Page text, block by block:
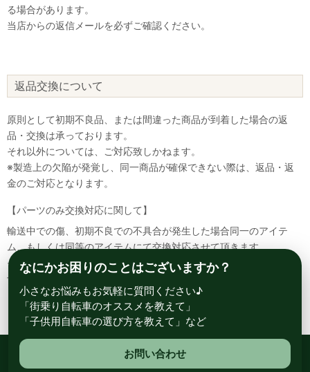
る場合があります。
当店からの返信メールを必ずご確認ください。
返品交換について
原則として初期不良品、または間違った商品が到着した場合の返
品・交換は承っております。
それ以外については、ご対応致しかねます。
※製造上の欠陥が発覚し、同一商品が確保できない際は、返品・返
金のご対応となります。
【パーツのみ交換対応に関して】
輸送中での傷、初期不良での不具合が発生した場合同一のアイテ
ム、もしくは同等のアイテムにて交換対応させて頂きます。
その場合該当部品を着払いにて返送して頂く必要が御座いますので
予めご了承ください。
総合自転車専門店 サイクルスポット ル・サイク
なにかお困りのことはございますか？
小さなお悩みもお気軽に質問ください♪
「街乗り自転車のオススメを教えて」
「子供用自転車の選び方を教えて」など
お問い合わせ